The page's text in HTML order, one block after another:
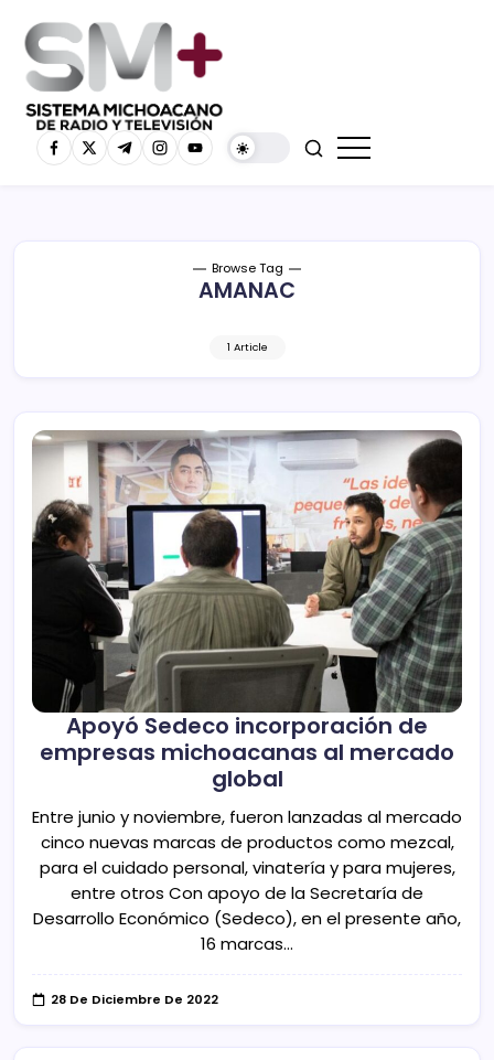
Browse Tag
AMANAC
1 Article
Apoyó Sedeco incorporación de
empresas michoacanas al mercado
global
Entre junio y noviembre, fueron lanzadas al mercado
cinco nuevas marcas de productos como mezcal,
para el cuidado personal, vinatería y para mujeres,
entre otros Con apoyo de la Secretaría de
Desarrollo Económico (Sedeco), en el presente año,
16 marcas…
28 De Diciembre De 2022